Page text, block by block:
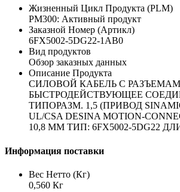
Жизненный Цикл Продукта (PLM)
PM300: Активный продукт
Заказной Номер (Артикл)
6FX5002-5DG22-1AB0
Вид продуктов
Обзор заказных данных
Описание Продукта
СИЛОВОЙ КАБЕЛЬ С РАЗЪЕМАМИ
БЫСТРОДЕЙСТВУЮЩЕЕ
ТИПОРАЗМ. 1,5 (ПРИВОД
UL/CSA DESINA MOTION-
10,8 ММ ТИП: 6FX5002-5DG22
Информация поставки
Вес Нетто (Кг)
0,560 Кг